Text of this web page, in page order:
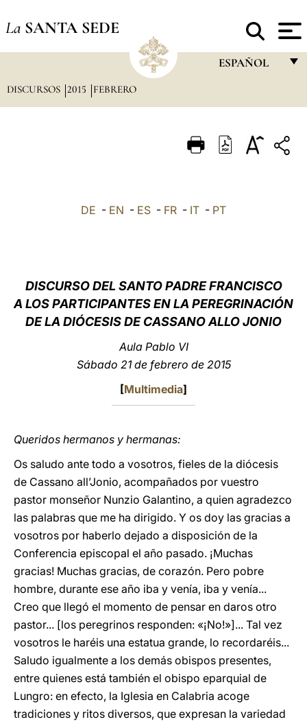
La SANTA SEDE
ESPAÑOL
ITALIANO
中文
LATINE
DISCURSOS 2015 FEBRERO
DE - EN - ES - FR - IT - PT
DISCURSO DEL SANTO PADRE FRANCISCO
A LOS PARTICIPANTES EN LA PEREGRINACIÓN
DE LA DIÓCESIS DE CASSANO ALLO JONIO
Aula Pablo VI
Sábado 21 de febrero de 2015
[Multimedia]
Queridos hermanos y hermanas:
Os saludo ante todo a vosotros, fieles de la diócesis
de Cassano all’Jonio, acompañados por vuestro
pastor monseñor Nunzio Galantino, a quien agradezco
las palabras que me ha dirigido. Y os doy las gracias a
vosotros por haberlo dejado a disposición de la
Conferencia episcopal el año pasado. ¡Muchas
gracias! Muchas gracias, de corazón. Pero pobre
hombre, durante ese año iba y venía, iba y venía...
Creo que llegó el momento de pensar en daros otro
pastor... [los peregrinos responden: «¡No!»]... Tal vez
vosotros le haréis una estatua grande, lo recordaréis...
Saludo igualmente a los demás obispos presentes,
entre quienes está también el obispo eparquial de
Lungro: en efecto, la Iglesia en Calabria acoge
tradiciones y ritos diversos, que expresan la variedad